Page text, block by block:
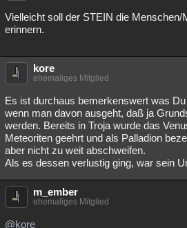
Vielleicht soll der STEIN die Menschen/
erinnern.
kore
ehemaliges Mitglied
Es ist durchaus bemerkenswert was
wenn man davon ausgeht, daß ja
werden. Bereits in Troja wurde das
Meteoriten geehrt und als Palladion
aber nicht zu weit abschweifen.
Als es dessen verlustig ging, war sein
m_ember
ehemaliges Mitglied
@kore